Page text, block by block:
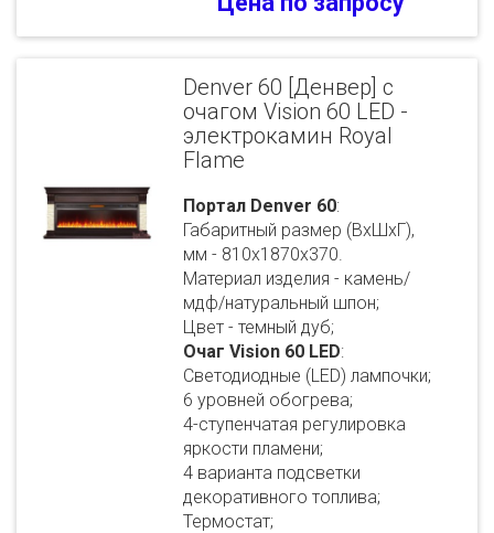
Denver 60 [Денвер] с
очагом Vision 60 LED -
электрокамин Royal
Flame
Портал Denver 60:
Габаритный размер (ВхШхГ),
мм - 810х1870х370.
Материал изделия - камень/
мдф/натуральный шпон;
Цвет - темный дуб;
Очаг Vision 60 LED:
Светодиодные (LED) лампочки;
6 уровней обогрева;
4-ступенчатая регулировка
яркости пламени;
4 варианта подсветки
декоративного топлива;
Термостат;